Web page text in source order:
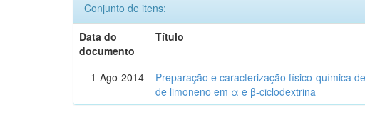
Conjunto de itens:
Data do
documento
Título
1-Ago-2014
Preparação e caracterização físico-química
de limoneno em α e β-ciclodextrina